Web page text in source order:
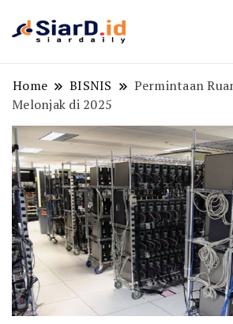
Home BISNIS
Permintaan
Melonjak di 2025